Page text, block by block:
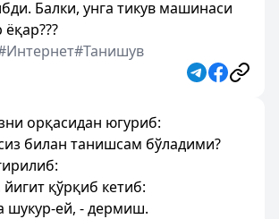
Балки, унга тикув машинаси
#Танишув
орқасидан югуриб:
билан танишсам бўладими?
қўрқиб кетиб:
шукур-ей, - дермиш.